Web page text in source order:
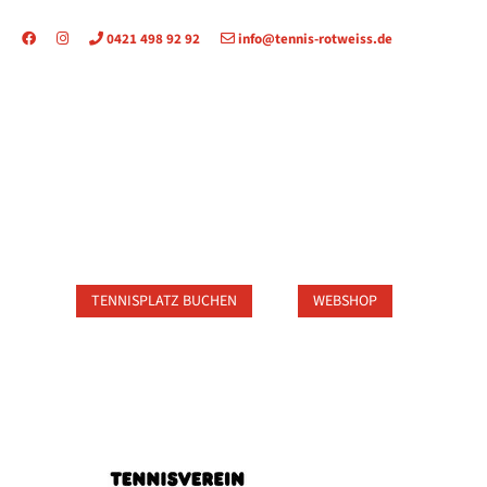
0421 498 92 92 info@tennis-rotweiss.de
TENNISPLATZ BUCHEN WEBSHOP